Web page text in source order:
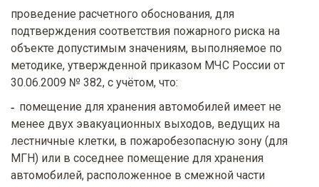
проведение расчетного обоснования, для
подтверждения соответствия пожарного риска на
объекте допустимым значениям, выполняемое по
методике, утвержденной приказом МЧС России от
30.06.2009 № 382, с учётом, что:
помещение для хранения автомобилей имеет не
менее двух эвакуационных выходов, ведущих на
лестничные клетки, в пожаробезопасную зону (для
МГН) или в соседнее помещение для хранения
автомобилей, расположенное в смежной части